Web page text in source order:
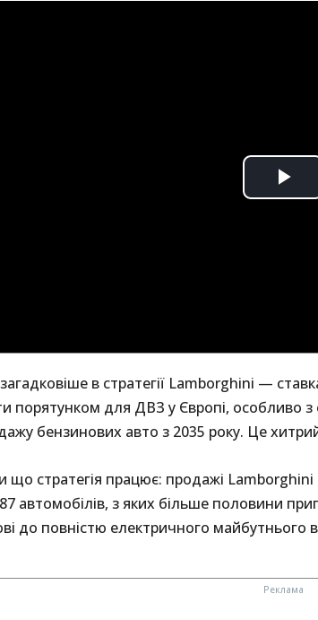
в стратегії Lamborghini —
порятунком для ДВЗ у Європі, особливо
бензинових авто з 2035 року. Це
що стратегія працює: продажі Lamborghini
автомобілів, з яких більше половини
до повністю електричного майбутнього